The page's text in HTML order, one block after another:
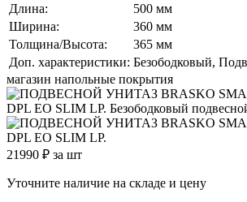
Длина:
500 мм
Ширина:
360 мм
Толщина/Высота:
365 мм
Доп. характеристики: Безободковый,
магазин напольные покрытия
21990 ₽ за шт
Уточните наличие на складе и цену